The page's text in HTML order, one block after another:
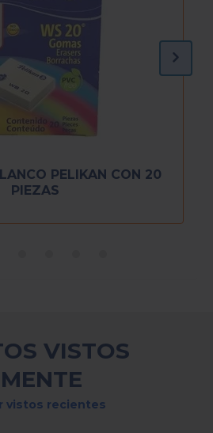
PELIKAN CON 20
PIEZAS
VISTOS
vistos recientes